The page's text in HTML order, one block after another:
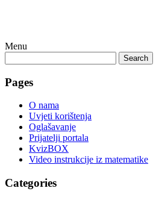
Menu
Search
Pages
O nama
Uvjeti korištenja
Oglašavanje
Prijatelji portala
KvizBOX
Video instrukcije iz matematike
Categories